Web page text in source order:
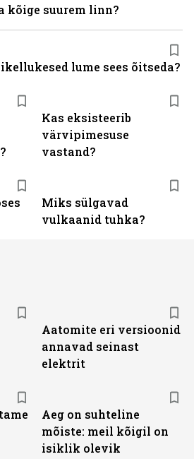
Kas eksisteerib
värvipimesuse
vastand?
Miks sülgavad
vulkaanid tuhka?
kõige suurem linn?
lume sees õitseda?
Aatomite eri versioonid
annavad seinast
elektrit
Aeg on suhteline
mõiste: meil kõigil on
isiklik olevik